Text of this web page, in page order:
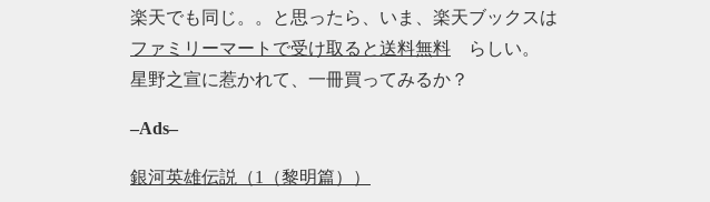
楽天でも同じ。。と思ったら、いま、楽天ブックスは
ファミリーマートで受け取ると送料無料 らしい。
星野之宣に惹かれて、一冊買ってみるか？
–Ads–
銀河英雄伝説（1（黎明篇））